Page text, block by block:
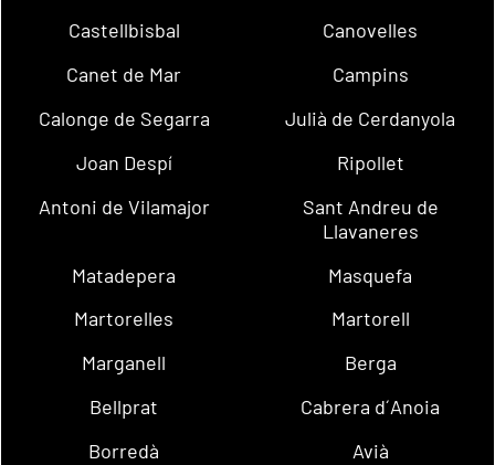
Castellbisbal
Canovelles
Canet de Mar
Campins
Calonge de Segarra
Julià de Cerdanyola
Joan Despí
Ripollet
Antoni de Vilamajor
Sant Andreu de
Llavaneres
Matadepera
Masquefa
Martorelles
Martorell
Marganell
Berga
Bellprat
Cabrera d´Anoia
Borredà
Avià